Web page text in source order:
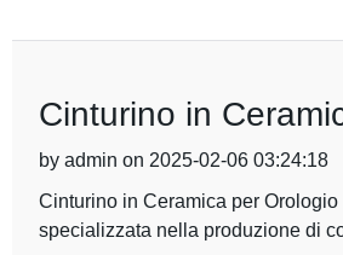
Cinturino in
by admin on 2025-02-06 03:24:18
Cinturino in Ceramica per
specializzata nella produzione di